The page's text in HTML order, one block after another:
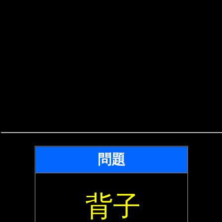
問題
背子